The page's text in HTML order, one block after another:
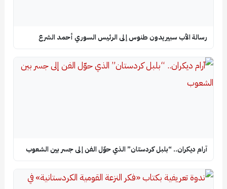
رسالة الأب سبيريدون طنوس إلى الرئيس السوري أحمد الشرع
آرام ديكران.. “بلبل كردستان” الذي حوّل الفن إلى جسر بين الشعوب